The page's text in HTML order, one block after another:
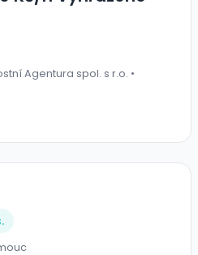
Agentura spol. s r.o. •